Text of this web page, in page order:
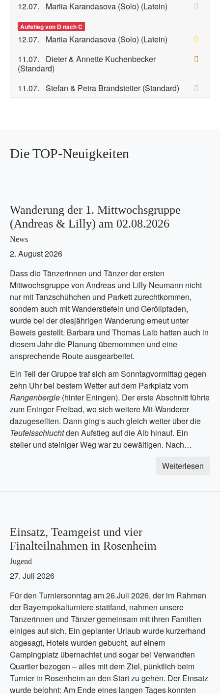
12.07.
Mariia Karandasova (Solo) (Latein)
Aufstieg von D nach C
12.07. Mariia Karandasova (Solo) (Latein)
11.07.
Dieter & Annette Kuchenbecker
(Standard)
11.07.
Stefan & Petra Brandstetter(Standard)
Die TOP-Neuigkeiten
Wanderung der 1. Mittwochsgruppe
(Andreas & Lilly) am 02.08.2026
News
2. August 2026
Dass die Tänzerinnen und Tänzer der ersten
Mittwochsgruppe von Andreas und Lilly Neumann nicht
nur mit Tanzschühchen und Parkett zurechtkommen,
sondern auch mit Wanderstiefeln und Geröllpfaden,
wurde bei der diesjährigen Wanderung erneut unter
Beweis gestellt. Barbara und Thomas Laib hatten auch in
diesem Jahr die Planung übernommen und eine
ansprechende Route ausgearbeitet.
Ein Teil der Gruppe traf sich am Sonntagvormittag gegen
zehn Uhr bei bestem Wetter auf dem Parkplatz vom
Rangenbergle (hinter Eningen). Der erste Abschnitt führte
zum Eninger Freibad, wo sich weitere Mit-Wanderer
dazugesellten. Dann ging‘s auch gleich weiter über die
Teufelsschluchtden Aufstieg auf die Alb hinauf. Ein
steiler und steiniger Weg war zu bewältigen. Nach…
Weiterlesen
Einsatz, Teamgeist und vier
Finalteilnahmen in Rosenheim
Jugend
27. Juli 2026
Für den Turniersonntag am 26.Juli 2026, der im Rahmen
der Bayernpokalturniere stattfand, nahmen unsere
Tänzerinnen und Tänzer gemeinsam mit ihren Familien
einiges auf sich. Ein geplanter Urlaub wurde kurzerhand
abgesagt, Hotels wurden gebucht, auf einem
Campingplatz übernachtet und sogar bei Verwandten
Quartier bezogen – alles mit dem Ziel, pünktlich beim
Turnier in Rosenheim an den Start zu gehen. Der Einsatz
wurde belohnt: Am Ende eines langen Tages konnten